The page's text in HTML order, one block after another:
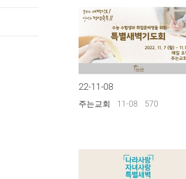
22-11-08
주는교회 11-08 570